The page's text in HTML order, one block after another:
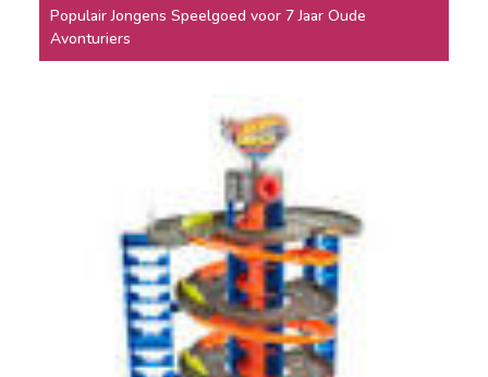
Populair Jongens Speelgoed voor 7 Jaar Oude
Avonturiers